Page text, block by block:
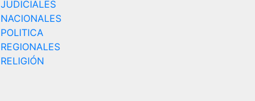
JUDICIALES
NACIONALES
POLITICA
REGIONALES
RELIGIÓN